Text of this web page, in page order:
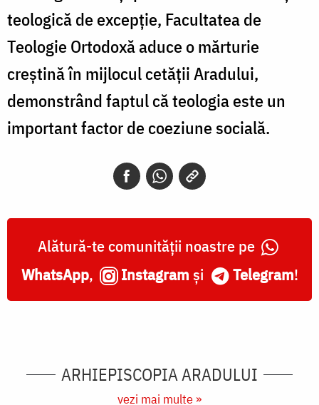
teologică de excepție, Facultatea de
Teologie Ortodoxă aduce o mărturie
creștină în mijlocul cetății Aradului,
demonstrând faptul că teologia este un
important factor de coeziune socială.
Alătură-te comunității noastre pe
WhatsApp, Instagram și Telegram!
ARHIEPISCOPIA ARADULUI
vezi mai multe »